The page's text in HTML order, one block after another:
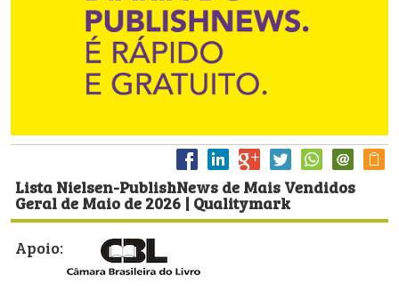
Lista Nielsen-PublishNews de Mais Vendidos
Geral de Maio de 2026 | Qualitymark
Apoio: